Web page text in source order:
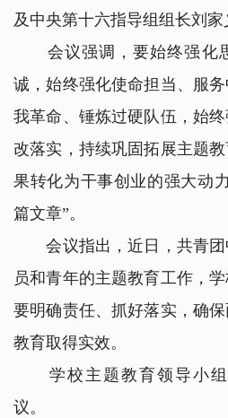
及中央第十六指导组组长刘家
会议强调，要始终强化
诚，始终强化使命担当、服
我革命、锤炼过硬队伍，始
改落实，持续巩固拓展主题
果转化为干事创业的强大动
篇文章”。
会议指出，近日，共青团
员和青年的主题教育工作，
要明确责任、抓好落实，确
教育取得实效。
学校主题教育领导小组
议。